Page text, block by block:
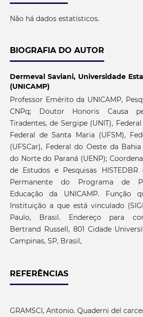
Não há dados estatísticos.
BIOGRAFIA DO AUTOR
Dermeval Saviani, Universidade
(UNICAMP)
Professor Emérito da UNICAMP,
CNPq; Doutor Honoris Causa
Tiradentes, de Sergipe (UNIT),
Federal de Santa Maria (UFSM),
(UFSCar), Federal do Oeste da
do Norte do Paraná (UENP);
de Estudos e Pesquisas
Permanente do Programa de
Educação da UNICAMP. Função
Instituição a que está vinculado
Paulo, Brasil. Endereço para
Bertrand Russell, 801 Cidade
Campinas, SP, Brasil,
REFERÊNCIAS
GRAMSCI, Antonio. Quaderni del